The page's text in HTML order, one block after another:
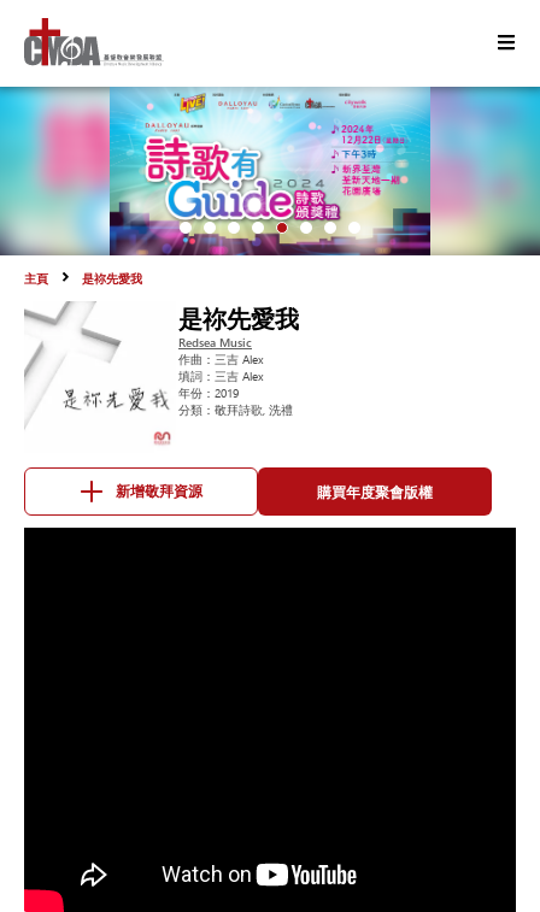
主頁 是祢先愛我
是祢先愛我
Redsea Music
作曲： 三吉 Alex
填詞： 三吉 Alex
年份： 2019
分類： 敬拜詩歌, 洗禮
新增敬拜資源 購買年度聚會版權